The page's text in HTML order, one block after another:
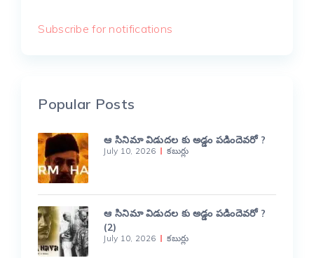
Subscribe for notifications
Popular Posts
ఆ సినిమా విడుదల కు అడ్డం పడిందెవరో ?
July 10, 2026 కబుర్లు
ఆ సినిమా విడుదల కు అడ్డం పడిందెవరో ?
(2)
July 10, 2026 కబుర్లు